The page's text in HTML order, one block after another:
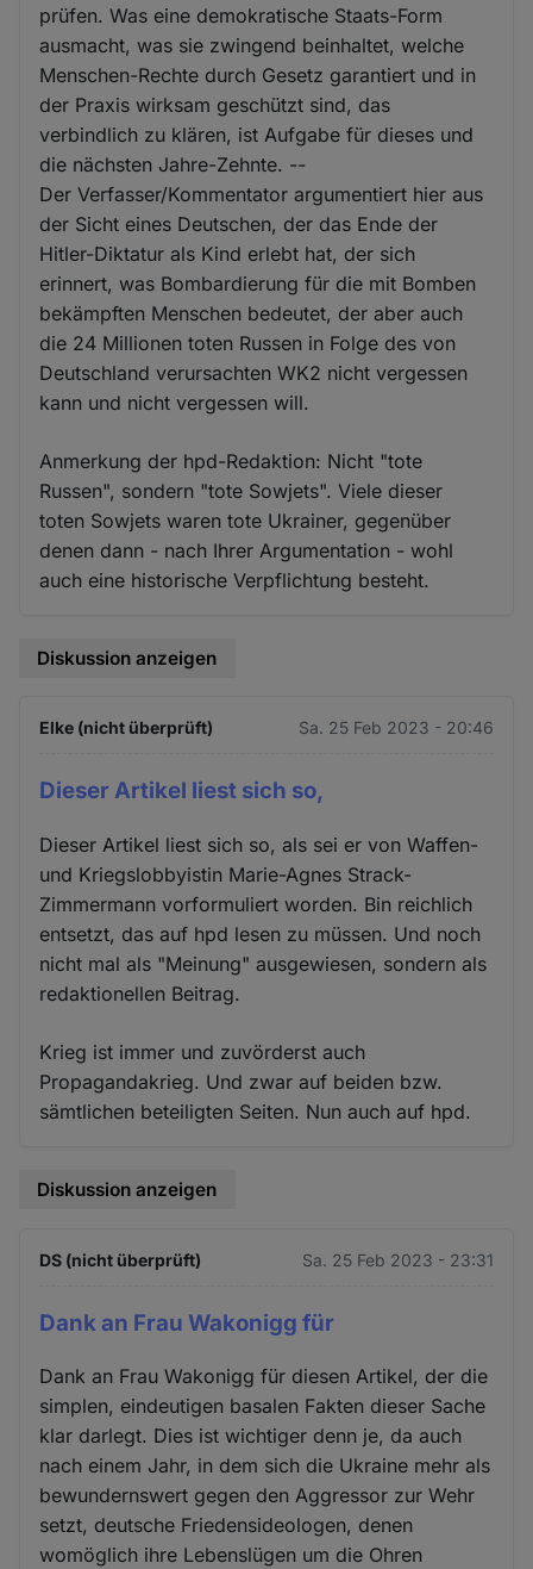
prüfen. Was eine demokratische Staats-Form
ausmacht, was sie zwingend beinhaltet, welche
Menschen-Rechte durch Gesetz garantiert und in
der Praxis wirksam geschützt sind, das
verbindlich zu klären, ist Aufgabe für dieses und
die nächsten Jahre-Zehnte. --
Der Verfasser/Kommentator argumentiert hier aus
der Sicht eines Deutschen, der das Ende der
Hitler-Diktatur als Kind erlebt hat, der sich
erinnert, was Bombardierung für die mit Bomben
bekämpften Menschen bedeutet, der aber auch
die 24 Millionen toten Russen in Folge des von
Deutschland verursachten WK2 nicht vergessen
kann und nicht vergessen will.
Anmerkung der hpd-Redaktion: Nicht "tote
Russen", sondern "tote Sowjets". Viele dieser
toten Sowjets waren tote Ukrainer, gegenüber
denen dann - nach Ihrer Argumentation - wohl
auch eine historische Verpflichtung besteht.
Diskussion anzeigen
Elke (nicht überprüft) Sa. 25 Feb 2023 - 20:46
Dieser Artikel liest sich so,
Dieser Artikel liest sich so, als sei er von Waffen-
und Kriegslobbyistin Marie-Agnes Strack-
Zimmermann vorformuliert worden. Bin reichlich
entsetzt, das auf hpd lesen zu müssen. Und noch
nicht mal als "Meinung" ausgewiesen, sondern als
redaktionellen Beitrag.
Krieg ist immer und zuvörderst auch
Propagandakrieg. Und zwar auf beiden bzw.
sämtlichen beteiligten Seiten. Nun auch auf hpd.
Diskussion anzeigen
DS (nicht überprüft) Sa. 25 Feb 2023 - 23:31
Dank an Frau Wakonigg für
Dank an Frau Wakonigg für diesen Artikel, der die
simplen, eindeutigen basalen Fakten dieser Sache
klar darlegt. Dies ist wichtiger denn je, da auch
nach einem Jahr, in dem sich die Ukraine mehr als
bewundernswert gegen den Aggressor zur Wehr
setzt, deutsche Friedensideologen, denen
womöglich ihre Lebenslügen um die Ohren